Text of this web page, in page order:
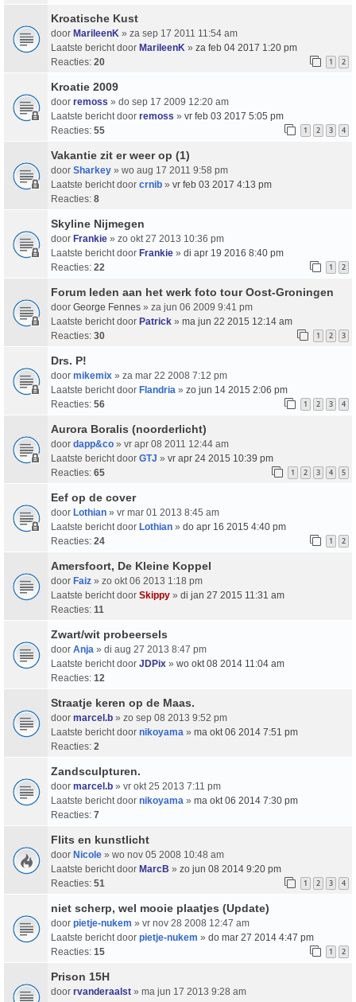
Kroatische Kust
door MarileenK » za sep 17 2011 11:54 am
Laatste bericht door MarileenK » za feb 04 2017 1:20 pm
Reacties: 20 1 2
Kroatie 2009
door remoss » do sep 17 2009 12:20 am
Laatste bericht door remoss » vr feb 03 2017 5:05 pm
Reacties: 55 1 2 3 4
Vakantie zit er weer op (1)
door Sharkey » wo aug 17 2011 9:58 pm
Laatste bericht door crnib » vr feb 03 2017 4:13 pm
Reacties: 8
Skyline Nijmegen
door Frankie » zo okt 27 2013 10:36 pm
Laatste bericht door Frankie » di apr 19 2016 8:40 pm
Reacties: 22 1 2
Forum leden aan het werk foto tour Oost-Groningen
door George Fennes » za jun 06 2009 9:41 pm
Laatste bericht door Patrick » ma jun 22 2015 12:14 am
Reacties: 30 1 2 3
Drs. P!
door mikemix » za mar 22 2008 7:12 pm
Laatste bericht door Flandria » zo jun 14 2015 2:06 pm
Reacties: 56 1 2 3 4
Aurora Boralis (noorderlicht)
door dapp&co » vr apr 08 2011 12:44 am
Laatste bericht door GTJ » vr apr 24 2015 10:39 pm
Reacties: 65 1 2 3 4 5
Eef op de cover
door Lothian » vr mar 01 2013 8:45 am
Laatste bericht door Lothian » do apr 16 2015 4:40 pm
Reacties: 24 1 2
Amersfoort, De Kleine Koppel
door Faiz » zo okt 06 2013 1:18 pm
Laatste bericht door Skippy » di jan 27 2015 11:31 am
Reacties: 11
Zwart/wit probeersels
door Anja » di aug 27 2013 8:47 pm
Laatste bericht door JDPix » wo okt 08 2014 11:04 am
Reacties: 12
Straatje keren op de Maas.
door marcel.b » zo sep 08 2013 9:52 pm
Laatste bericht door nikoyama » ma okt 06 2014 7:51 pm
Reacties: 2
Zandsculpturen.
door marcel.b » vr okt 25 2013 7:11 pm
Laatste bericht door nikoyama » ma okt 06 2014 7:30 pm
Reacties: 7
Flits en kunstlicht
door Nicole » wo nov 05 2008 10:48 am
Laatste bericht door MarcB » zo jun 08 2014 9:20 pm
Reacties: 51 1 2 3 4
niet scherp, wel mooie plaatjes (Update)
door pietje-nukem » vr nov 28 2008 12:47 am
Laatste bericht door pietje-nukem » do mar 27 2014 4:47 pm
Reacties: 15 1 2
Prison 15H
door rvanderaalst » ma jun 17 2013 9:28 am